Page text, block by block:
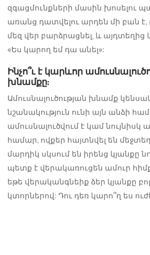
զգացմունքների մասին խոսելու
առանց դատվելու արդեն մի բան է,
մեզ վեր բարձրացնել, և այդտեղից
«Ես կարող եմ դա անել»:
Ինչո՞ւ է կարևոր
խնամքը:
Ամուսնալուծության խնամք
նշանակություն ունի այն անձի
ամուսնալուծվում է կամ նույնիսկ
համար, ովքեր հայտնվել են
մարդիկ սկսում են իրենց կյանքը
պետք է վերակառուցեն ամուր հիմք:
եթե վերականգնեիք ձեր կյանքը
կտորներով: Դու դեռ կարո՞ղ ես